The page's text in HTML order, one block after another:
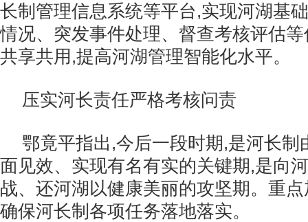
长制管理信息系统等平台,实现河湖基
情况、突发事件处理、督查考核评估
共享共用,提高河湖管理智能化水平。
压实河长责任严格考核问责
鄂竟平指出,今后一段时期,是河长制
面见效、实现有名有实的关键期,是向
战、还河湖以健康美丽的攻坚期。重
确保河长制各项任务落地落实。